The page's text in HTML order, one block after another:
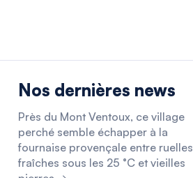
Nos dernières news
Près du Mont Ventoux, ce village
perché semble échapper à la
fournaise provençale entre ruelles
fraîches sous les 25 °C et vieilles